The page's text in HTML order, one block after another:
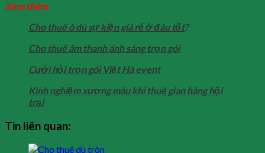
Xem thêm
Cho thuê ô dù sự kiện giá rẻ ở đâu tốt?
Cho thuê âm thanh ánh sáng trọn gói
Cưới hỏi trọn gói Việt Hà event
Kinh nghiệm xương máu khi thuê gian hàng hội
trại
Tin liên quan: